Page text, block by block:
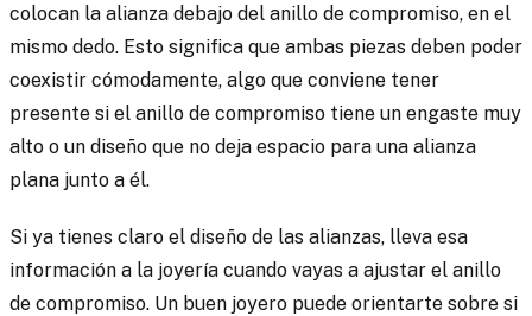
colocan la alianza debajo del anillo de compromiso, en el
mismo dedo. Esto significa que ambas piezas deben poder
coexistir cómodamente, algo que conviene tener
presente si el anillo de compromiso tiene un engaste muy
alto o un diseño que no deja espacio para una alianza
plana junto a él.
Si ya tienes claro el diseño de las alianzas, lleva esa
información a la joyería cuando vayas a ajustar el anillo
de compromiso. Un buen joyero puede orientarte sobre si